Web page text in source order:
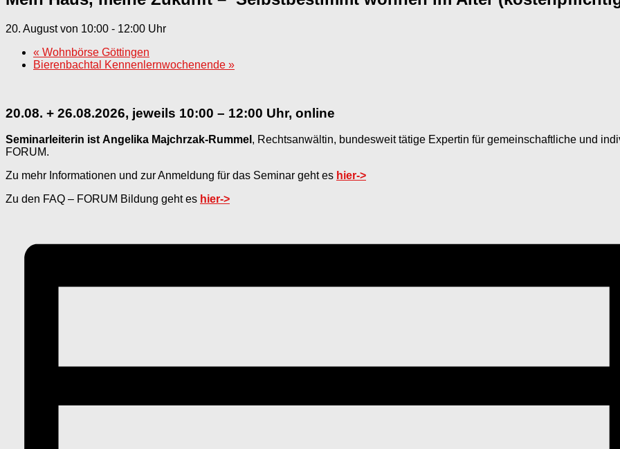
20. August von 10:00 - 12:00
« Wohnbörse Göttingen
Bierenbachtal Kennenlernwochenende »
20.08. + 26.08.2026, jeweils 10:00 – 12:00 Uhr, online
Seminarleiterin ist Angelika Majchrzak-Rummel , Rechtsanwältin, bundesweit tätige Expertin für gemeinschaftliche und
FORUM.
Zu mehr Informationen und zur Anmeldung für das Seminar geht es hier->
Zu den FAQ – FORUM Bildung geht es hier->